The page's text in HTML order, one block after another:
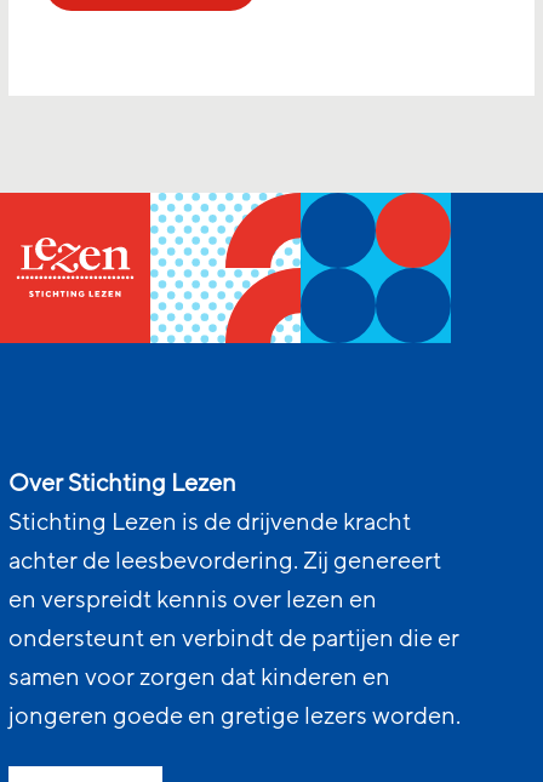
Over Stichting Lezen
Stichting Lezen is de drijvende kracht
achter de leesbevordering. Zij genereert
en verspreidt kennis over lezen en
ondersteunt en verbindt de partijen die er
samen voor zorgen dat kinderen en
jongeren goede en gretige lezers worden.